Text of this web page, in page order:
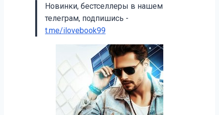
Новинки, бестселлеры в нашем
телеграм, подпишись -
t.me/ilovebook99